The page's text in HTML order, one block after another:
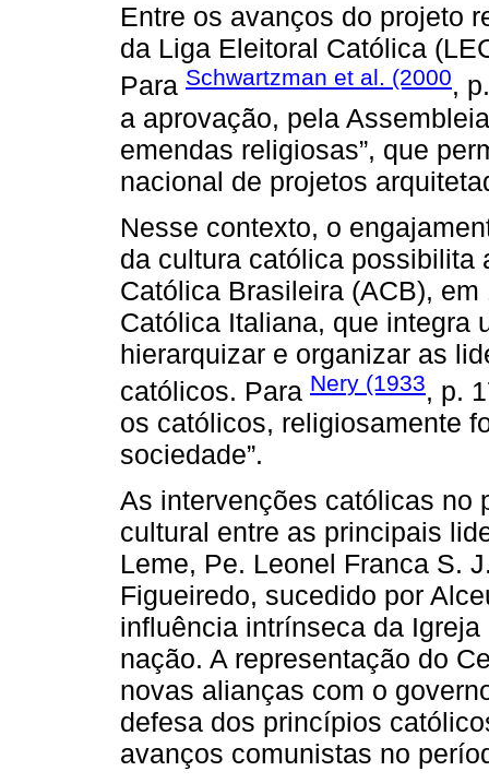
Entre os avanços do projeto
da Liga Eleitoral Católica
Para Schwartzman et al. (2000,
a aprovação, pela
emendas religiosas”, que
nacional de projetos
Nesse contexto, o
da cultura católica possibilita
Católica Brasileira (ACB),
Católica Italiana, que integra
hierarquizar e organizar as
católicos. Para Nery (1933, p.
os católicos, religiosamente
sociedade”.
As intervenções católicas no
cultural entre as principais
Leme, Pe. Leonel Franca S.
Figueiredo, sucedido por
influência intrínseca da
nação. A representação do
novas alianças com o
defesa dos princípios
avanços comunistas no